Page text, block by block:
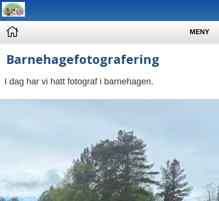
MENY
Barnehagefotografering
I dag har vi hatt fotograf i barnehagen.